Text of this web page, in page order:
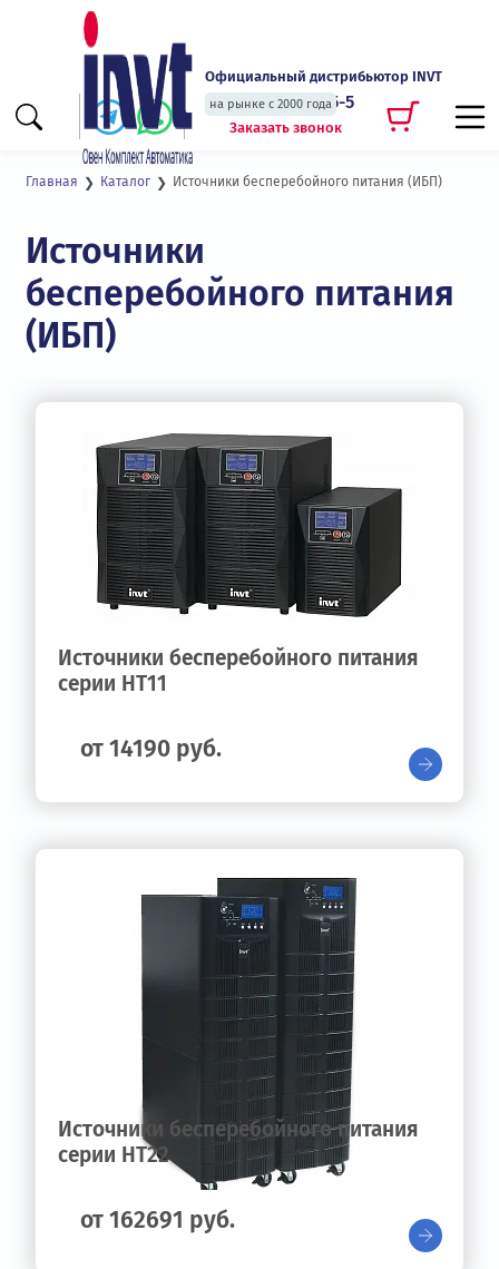
Официальный дистрибьютор INVT
на рынке с 2000 года
+7 (495) 135-135-5
Заказать звонок
Главная Каталог Источники бесперебойного питания (ИБП)
Источники
бесперебойного питания
(ИБП)
Источники бесперебойного питания
серии HT11
от 14190 руб.
Источники бесперебойного питания
серии HT22
от 162691 руб.